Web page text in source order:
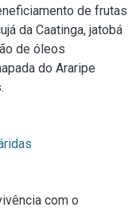
de frutas
da Caatinga, jatobá
de óleos
do Araripe
com o